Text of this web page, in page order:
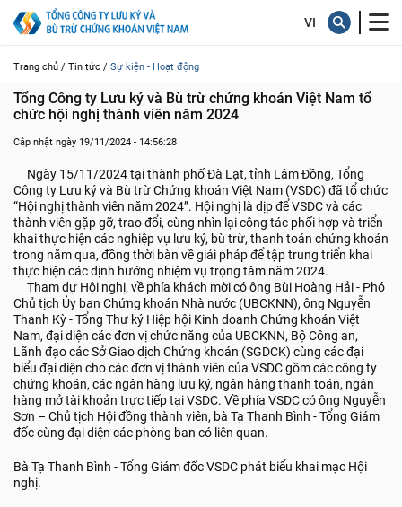
Trang chủ / Tin tức / Sự kiện - Hoạt động
Tổng Công ty Lưu ký và Bù trừ chứng khoán Việt Nam tổ
chức hội nghị thành viên năm 2024
Cập nhật ngày 19/11/2024 - 14:56:28
Ngày 15/11/2024 tại thành phố Đà Lạt, tỉnh Lâm Đồng, Tổng
Công ty Lưu ký và Bù trừ Chứng khoán Việt Nam (VSDC) đã tổ chức
“Hội nghị thành viên năm 2024”. Hội nghị là dịp để VSDC và các
thành viên gặp gỡ, trao đổi, cùng nhìn lại công tác phối hợp và triển
khai thực hiện các nghiệp vụ lưu ký, bù trừ, thanh toán chứng khoán
trong năm qua, đồng thời bàn về giải pháp để tập trung triển khai
thực hiện các định hướng nhiệm vụ trọng tâm năm 2024.
Tham dự Hội nghị, về phía khách mời có ông Bùi Hoàng Hải - Phó
Chủ tịch Ủy ban Chứng khoán Nhà nước (UBCKNN), ông Nguyễn
Thanh Kỳ - Tổng Thư ký Hiệp hội Kinh doanh Chứng khoán Việt
Nam, đại diện các đơn vị chức năng của UBCKNN, Bộ Công an,
Lãnh đạo các Sở Giao dịch Chứng khoán (SGDCK) cùng các đại
biểu đại diện cho các đơn vị thành viên của VSDC gồm các công ty
chứng khoán, các ngân hàng lưu ký, ngân hàng thanh toán, ngân
hàng mở tài khoản trực tiếp tại VSDC. Về phía VSDC có ông Nguyễn
Sơn – Chủ tịch Hội đồng thành viên, bà Tạ Thanh Bình - Tổng Giám
đốc cùng đại diện các phòng ban có liên quan.
Bà Tạ Thanh Bình - Tổng Giám đốc VSDC phát biểu khai mạc Hội
nghị.